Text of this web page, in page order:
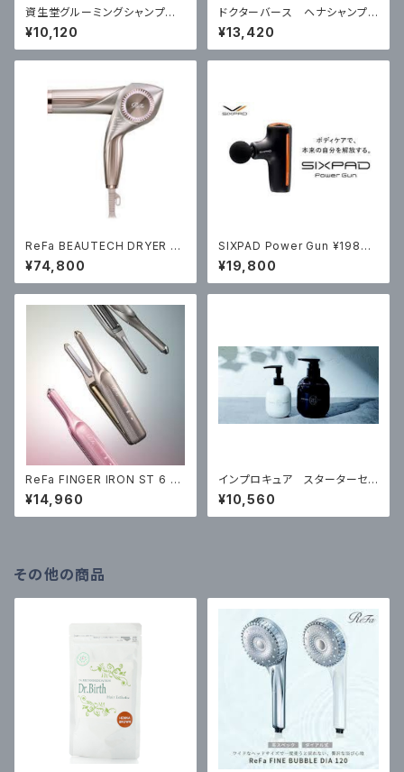
資生堂グルーミングシャンプー5
00ml・・スカルプエフェクター12
0mlセット
¥10,120
ドクターバース ヘナシャンプ
ー・コンディショナーセット
¥13,420
ReFa BEAUTECH DRYER B
X W ￥74800（税込）
¥74,800
SIXPAD Power Gun ¥19800
（税込）
¥19,800
ReFa FINGER IRON ST 6 ￥1
4960（税込）
¥14,960
インプロキュア スターターセッ
ト ￥10560税込
¥10,560
その他の商品